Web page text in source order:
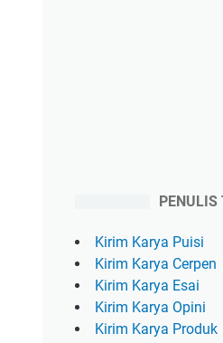
PENULIS
Kirim Karya Puisi
Kirim Karya Cerpen
Kirim Karya Esai
Kirim Karya Opini
Kirim Karya Produk